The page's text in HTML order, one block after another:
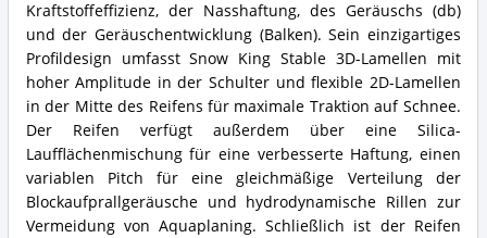
Kraftstoffeffizienz, der Nasshaftung, des Geräuschs (db)
und der Geräuschentwicklung (Balken). Sein einzigartiges
Profildesign umfasst Snow King Stable 3D-Lamellen mit
hoher Amplitude in der Schulter und flexible 2D-Lamellen
in der Mitte des Reifens für maximale Traktion auf Schnee.
Der Reifen verfügt außerdem über eine Silica-
Laufflächenmischung für eine verbesserte Haftung, einen
variablen Pitch für eine gleichmäßige Verteilung der
Blockaufprallgeräusche und hydrodynamische Rillen zur
Vermeidung von Aquaplaning. Schließlich ist der Reifen